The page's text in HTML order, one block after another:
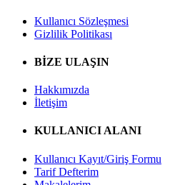
Kullanıcı Sözleşmesi
Gizlilik Politikası
BİZE ULAŞIN
Hakkımızda
İletişim
KULLANICI ALANI
Kullanıcı Kayıt/Giriş Formu
Tarif Defterim